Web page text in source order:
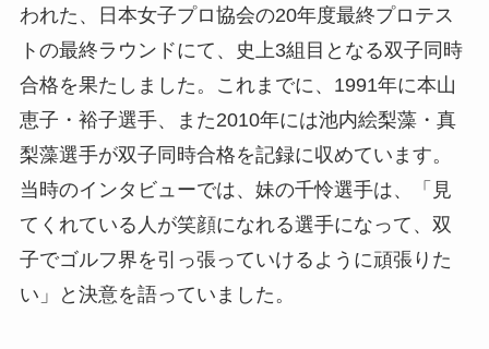
われた、日本女子プロ協会の20年度最終プロテス
トの最終ラウンドにて、史上3組目となる双子同時
合格を果たしました。これまでに、1991年に本山
恵子・裕子選手、また2010年には池内絵梨藻・真
梨藻選手が双子同時合格を記録に収めています。
当時のインタビューでは、妹の千怜選手は、「見
てくれている人が笑顔になれる選手になって、双
子でゴルフ界を引っ張っていけるように頑張りた
い」と決意を語っていました。